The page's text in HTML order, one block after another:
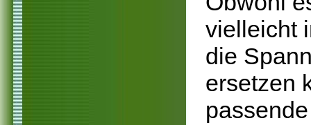
vielleicht
die
ersetzen